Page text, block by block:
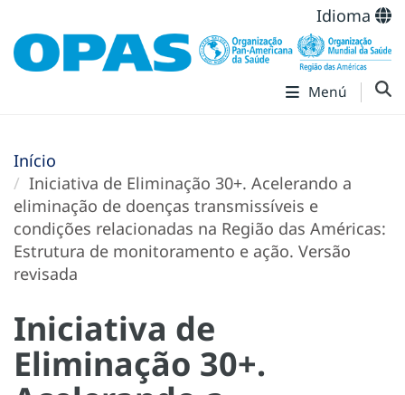
Idioma
Menú
Início
Iniciativa de Eliminação 30+. Acelerando a
eliminação de doenças transmissíveis e
condições relacionadas na Região das Américas:
Estrutura de monitoramento e ação. Versão
revisada
Iniciativa de
Eliminação 30+.